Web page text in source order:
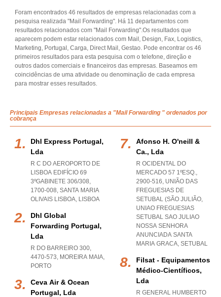
Foram encontrados 46 resultados de empresas relacionadas com a
pesquisa realizada "Mail Forwarding". Há 11 departamentos com
resultados relacionados com "Mail Forwarding".Os resultados que
aparecem podem estar relacionados com Mail, Design, Fax, Logistics,
Marketing, Portugal, Carga, Direct Mail, Gestao. Pode encontrar os 46
primeiros resultados para esta pesquisa com o telefone, direção e
outros dados comerciais e financeiros das empresas. Baseamos em
coincidências de uma atividade ou denominação de cada empresa
para mostrar esses resultados.
Principais Empresas relacionadas a "Mail Forwarding " ordenados por
cobrança
Dhl Express Portugal,
Lda
R C DO AEROPORTO DE
LISBOA EDIFÍCIO 69
3ºGABINETE 306/308,
1700-008, SANTA MARIA
OLIVAIS LISBOA, LISBOA
Dhl Global
Forwarding Portugal,
Lda
R DO BARREIRO 300,
4470-573, MOREIRA MAIA,
PORTO
Ceva Air & Ocean
Portugal, Lda
Afonso H. O'neill &
Ca., Lda
R OCIDENTAL DO
MERCADO 57 1ºESQ.,
2900-516, UNIÃO DAS
FREGUESIAS DE
SETUBAL (SÃO JULIÃO,
UNIAO FREGUESIAS
SETUBAL SAO JULIAO
NOSSA SENHORA
ANUNCIADA SANTA
MARIA GRACA, SETUBAL
Filsat - Equipamentos
Médico-Científicos,
Lda
R GENERAL HUMBERTO